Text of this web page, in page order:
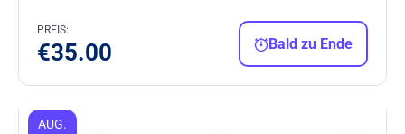
PREIS:
€35.00 Bald zu Ende
AUG.